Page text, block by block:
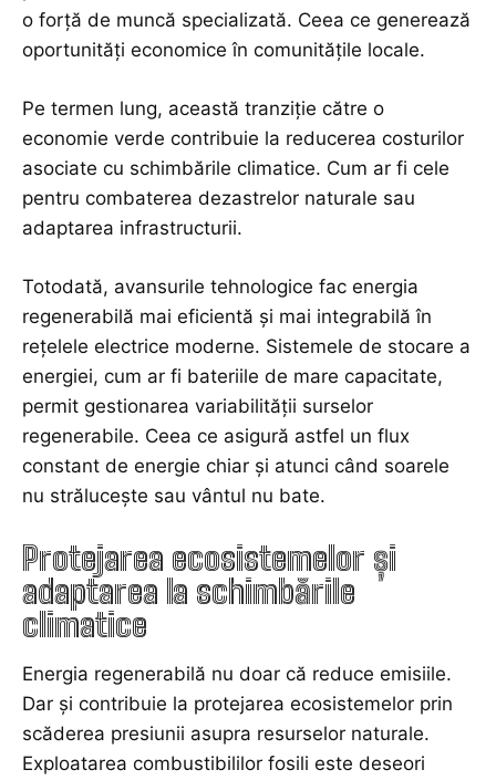
o forță de muncă specializată. Ceea ce generează
oportunități economice în comunitățile locale.
Pe termen lung, această tranziție către o
economie verde contribuie la reducerea costurilor
asociate cu schimbările climatice. Cum ar fi cele
pentru combaterea dezastrelor naturale sau
adaptarea infrastructurii.
Totodată, avansurile tehnologice fac energia
regenerabilă mai eficientă și mai integrabilă în
rețelele electrice moderne. Sistemele de stocare a
energiei, cum ar fi bateriile de mare capacitate,
permit gestionarea variabilității surselor
regenerabile. Ceea ce asigură astfel un flux
constant de energie chiar și atunci când soarele
nu strălucește sau vântul nu bate.
Protejarea ecosistemelor și
adaptarea la schimbările
climatice
Energia regenerabilă nu doar că reduce emisiile.
Dar și contribuie la protejarea ecosistemelor prin
scăderea presiunii asupra resurselor naturale.
Exploatarea combustibililor fosili este deseori